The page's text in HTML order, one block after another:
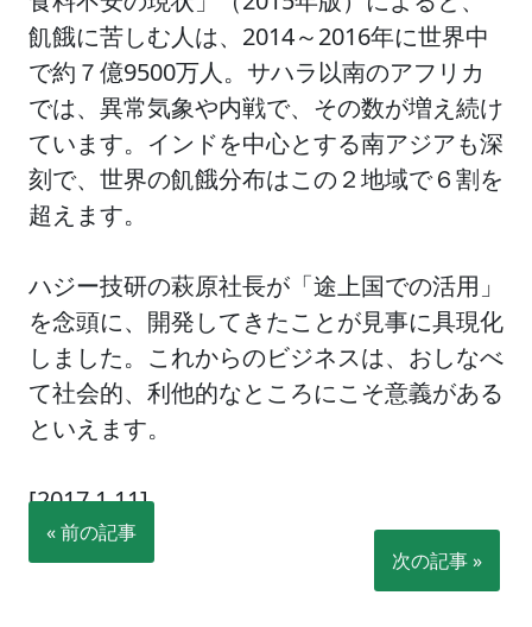
飢餓に苦しむ人は、2014～2016年に世界中
で約７億9500万人。サハラ以南のアフリカ
では、異常気象や内戦で、その数が増え続け
ています。インドを中心とする南アジアも深
刻で、世界の飢餓分布はこの２地域で６割を
超えます。
ハジー技研の萩原社長が「途上国での活用」
を念頭に、開発してきたことが見事に具現化
しました。これからのビジネスは、おしなべ
て社会的、利他的なところにこそ意義がある
といえます。
[2017.1.11]
« 前の記事
次の記事 »